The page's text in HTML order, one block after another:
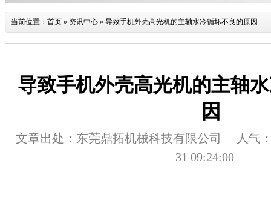
当前位置： 首页 » 资讯中心 » 导致手机外壳高光机的主轴水冷循坏不良的原因
导致手机外壳高光机的主轴
因
文章出处：东莞鼎拓机械科技有限公司
人气
31 09:24:00